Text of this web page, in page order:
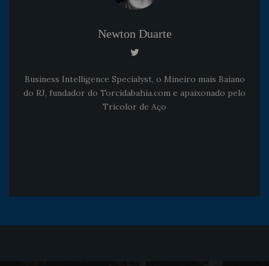
Newton Duarte
Business Intelligence Specialyst, o Mineiro mais Baiano
do RJ, fundador do Torcidabahia.com e apaixonado pelo
Tricolor de Aço